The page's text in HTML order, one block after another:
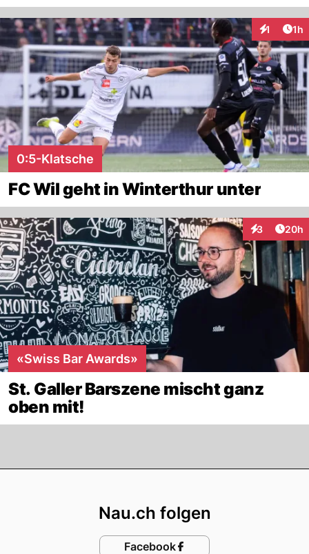
1 1h
0:5-Klatsche
FC Wil geht in Winterthur unter
3
Interaktionen
20h
«Swiss Bar Awards»
St. Galler Barszene mischt ganz
oben mit!
Nau.ch folgen
Facebook